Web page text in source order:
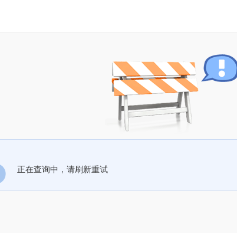
正在查询中，请刷新重试